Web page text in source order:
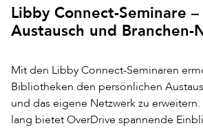
Libby Connect-Seminare
Austausch und Branchen-
Mit den Libby Connect-Seminaren
Bibliotheken den persönlichen
und das eigene Netzwerk zu erweitern.
lang bietet OverDrive spannende